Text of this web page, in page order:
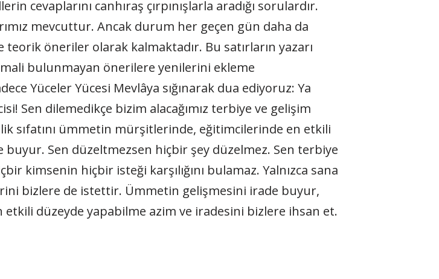
cevaplarını canhıraş çırpınışlarla aradığı sorulardır.
mevcuttur. Ancak durum her geçen gün daha da
öneriler olarak kalmaktadır. Bu satırların yazarı
bulunmayan önerilere yenilerini ekleme
Yüceler Yücesi Mevlâya sığınarak dua ediyoruz: Ya
Sen dilemedikçe bizim alacağımız terbiye ve gelişim
sıfatını ümmetin mürşitlerinde, eğitimcilerinde en etkili
Sen düzeltmezsen hiçbir şey düzelmez. Sen terbiye
kimsenin hiçbir isteği karşılığını bulamaz. Yalnızca sana
bizlere de istettir. Ümmetin gelişmesini irade buyur,
etkili düzeyde yapabilme azim ve iradesini bizlere ihsan et.